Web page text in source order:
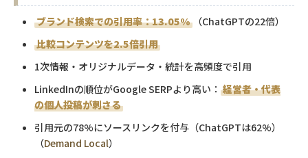
ブランド検索での引用率：13.05% （ChatGPTの22倍）
比較コンテンツを2.5倍引用
1次情報・オリジナルデータ・統計を高頻度で引用
LinkedInの順位がGoogle SERPより高い： 経営者・代表
の個人投稿が刺さる
引用元の78%にソースリンクを付与（ChatGPTは62%）
（Demand Local）